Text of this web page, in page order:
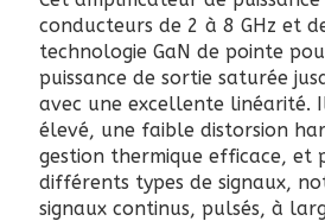
conducteurs de 2 à 8 GHz et
technologie GaN de pointe
puissance de sortie saturée
avec une excellente linéarité.
élevé, une faible distorsion
gestion thermique efficace, et
différents types de signaux,
signaux continus, pulsés, à